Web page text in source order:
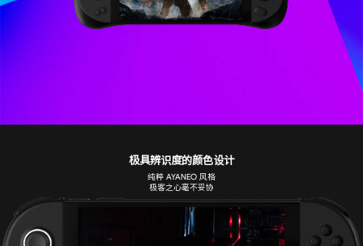
极具辨识度的颜色设计
纯粹 AYANEO 风格
极客之心毫不妥协